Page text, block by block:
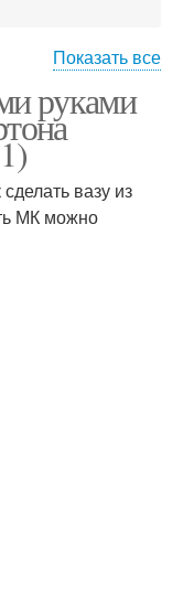
из папье-маше
из мозаики
Показать все
руками
вазу из
МК можно